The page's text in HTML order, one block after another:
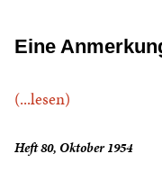
Eine
(...lesen)
Heft 80, Oktober 1954